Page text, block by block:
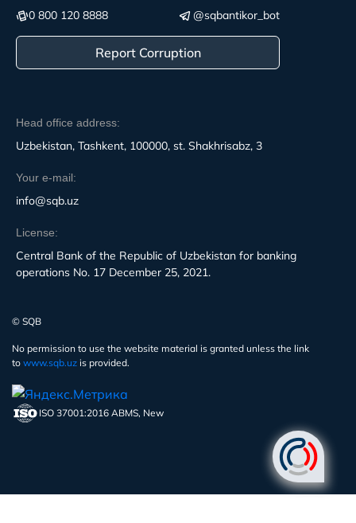
Head office address:
Uzbekistan, Tashkent, 100000, st. Shakhrisabz, 3
Your e-mail:
info@sqb.uz
License:
Central Bank of the Republic of Uzbekistan for banking
operations No. 17 December 25, 2021.
0 800 120 8888 @sqbantikor_bot
Report Corruption
© SQB
No permission to use the website material is granted unless the link
to www.sqb.uz is provided.
ISO 37001:2016 ABMS, New